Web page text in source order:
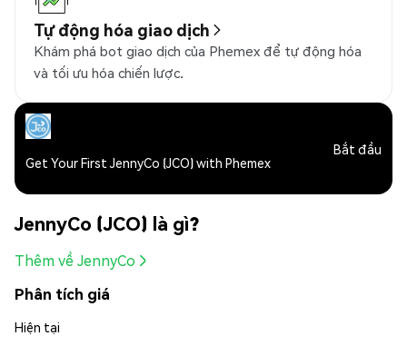
Tự động hóa giao dịch
Khám phá bot giao dịch của Phemex để tự động hóa
và tối ưu hóa chiến lược.
Get Your First JennyCo (JCO) with Phemex
Bắt đầu
JennyCo (JCO) là gì?
Thêm về JennyCo
Phân tích giá
Hiện tại